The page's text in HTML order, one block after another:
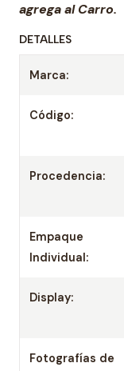
agrega al Carro.
DETALLES
Marca:
Código:
Procedencia:
Empaque
Individual:
Display:
Fotografías de